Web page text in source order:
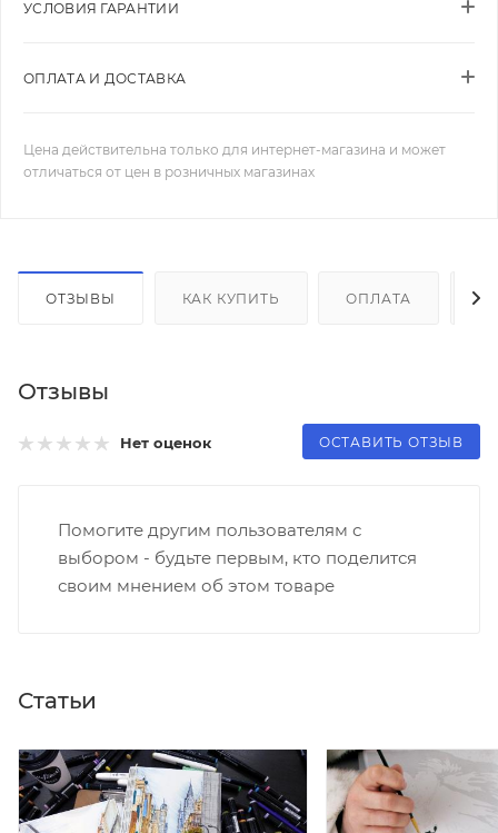
УСЛОВИЯ ГАРАНТИИ
ОПЛАТА И ДОСТАВКА
Цена действительна только для интернет-магазина и может
отличаться от цен в розничных магазинах
ОТЗЫВЫ КАК КУПИТЬ ОПЛАТА
Отзывы
Нет оценок ОСТАВИТЬ ОТЗЫВ
Помогите другим пользователям с
выбором - будьте первым, кто поделится
своим мнением об этом товаре
Статьи